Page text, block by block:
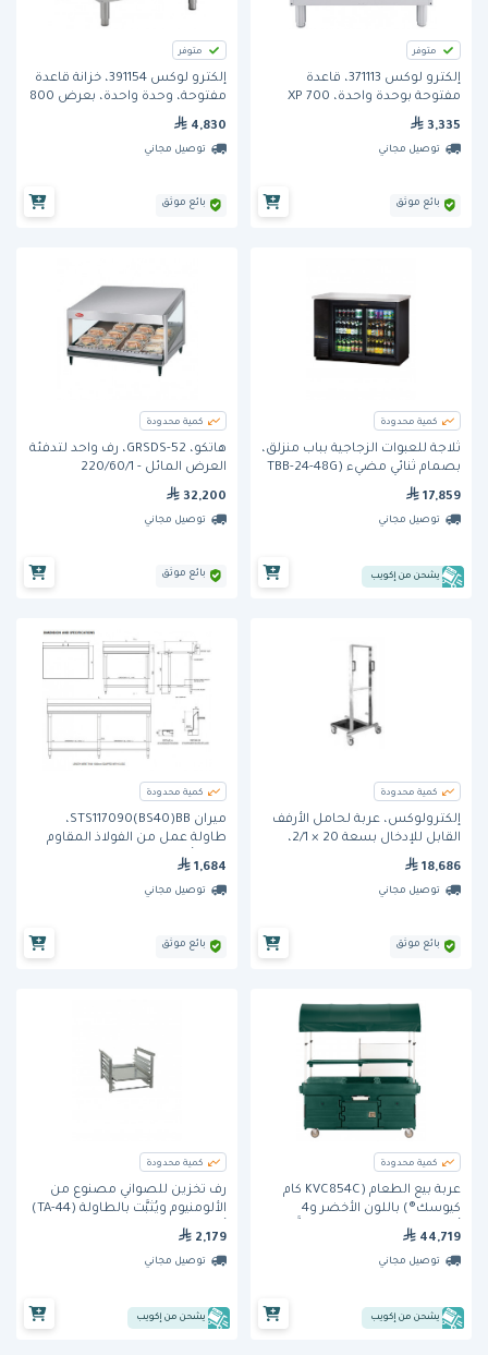
متوفر
إلكترو لوكس 371113، قاعدة
مفتوحة بوحدة واحدة، 700 XP
3,335
توصيل مجاني
بائع موثق
متوفر
إلكترو لوكس 391154، خزانة قاعدة
مفتوحة، وحدة واحدة، بعرض 800
4,830
توصيل مجاني
بائع موثق
كمية محدودة
ثلاجة للعبوات الزجاجية بباب منزلق،
بصمام ثنائي مضيء (TBB-24-48G
220/60/1) من ترو
17,859
توصيل مجاني
يشحن من إكويب
كمية محدودة
هاتكو، GRSDS-52، رف واحد لتدفئة
العرض المائل - 220/60/1
32,200
توصيل مجاني
بائع موثق
كمية محدودة
إلكترولوكس، عربة لحامل الأرفف
القابل للإدخال بسعة 20 × 2/1،
مصنوعة من الستانلس ستيل
للخدمة الشاقة.
18,686
توصيل مجاني
بائع موثق
كمية محدودة
ميران STS117090(BS40)BB،
طاولة عمل من الفولاذ المقاوم
للصدأ، 1100 مم
1,684
توصيل مجاني
بائع موثق
كمية محدودة
عربة بيع الطعام (KVC854C كام
كيوسك®) باللون الأخضر و4
أحواض لأوعية الطعام ومظلَّة من
كامبرو
44,719
توصيل مجاني
يشحن من إكويب
كمية محدودة
رف تخزين للصواني مصنوع من
الألومنيوم ويُثبَّت بالطاولة (TA-44)
أدفانس تابكو
2,179
توصيل مجاني
يشحن من إكويب